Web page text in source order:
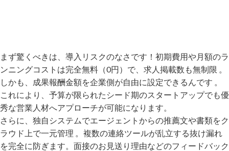
まず驚くべきは、導入リスクのなさです！初期費用や月額のラ
ンニングコストは完全無料（0円）で、求人掲載数も無制限 。
しかも、成果報酬金額を企業側が自由に設定できるんです 。
これにより、予算が限られたシード期のスタートアップでも優
秀な営業人材へアプローチが可能になります。
さらに、独自システムでエージェントからの推薦文や書類をク
ラウド上で一元管理 。複数の連絡ツールが乱立する抜け漏れ
を完全に防ぎます。面接のお見送り理由などのフィードバック